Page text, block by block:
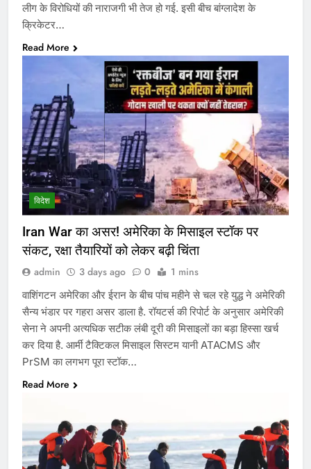
लीग के विरोधियों की नाराजगी भी तेज हो गई. इसी बीच बांग्लादेश के
क्रिकेटर…
Read More
विदेश
Iran War का असर! अमेरिका के मिसाइल स्टॉक पर
संकट, रक्षा तैयारियों को लेकर बढ़ी चिंता
admin 3 days ago 0 1 mins
वाशिंगटन अमेरिका और ईरान के बीच पांच महीने से चल रहे युद्ध ने अमेरिकी
सैन्य भंडार पर गहरा असर डाला है. रॉयटर्स की रिपोर्ट के अनुसार अमेरिकी
सेना ने अपनी अत्यधिक सटीक लंबी दूरी की मिसाइलों का बड़ा हिस्सा खर्च
कर दिया है. आर्मी टैक्टिकल मिसाइल सिस्टम यानी ATACMS और
PrSM का लगभग पूरा स्टॉक…
Read More